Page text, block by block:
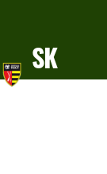
SK
Root